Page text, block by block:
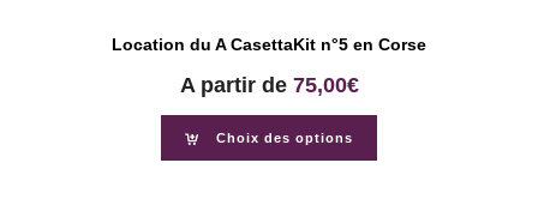
Location du A CasettaKit n°5 en Corse
A partir de 75,00€
Choix des options